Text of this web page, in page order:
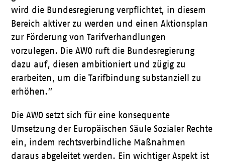
wird die Bundesregierung verpflichtet, in diesem
Bereich aktiver zu werden und einen Aktionsplan
zur Förderung von Tarifverhandlungen
vorzulegen. Die AWO ruft die Bundesregierung
dazu auf, diesen ambitioniert und zügig zu
erarbeiten, um die Tarifbindung substanziell zu
erhöhen.”
Die AWO setzt sich für eine konsequente
Umsetzung der Europäischen Säule Sozialer Rechte
ein, indem rechtsverbindliche Maßnahmen
daraus abgeleitet werden. Ein wichtiger Aspekt ist